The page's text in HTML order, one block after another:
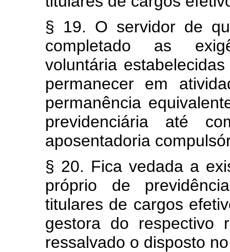
§ 19. O servidor de
completado as
voluntária
permanecer em
permanência
previdenciária até
aposentadoria
§ 20. Fica vedada a
próprio de
titulares de cargos
gestora do respectivo
ressalvado o disposto